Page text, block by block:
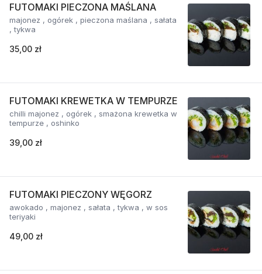
FUTOMAKI PIECZONA MAŚLANA
majonez , ogórek , pieczona maślana , sałata
, tykwa
35,00 zł
FUTOMAKI KREWETKA W TEMPURZE
chilli majonez , ogórek , smażona krewetka w
tempurze , oshinko
39,00 zł
FUTOMAKI PIECZONY WĘGORZ
awokado , majonez , sałata , tykwa , w sos
teriyaki
49,00 zł